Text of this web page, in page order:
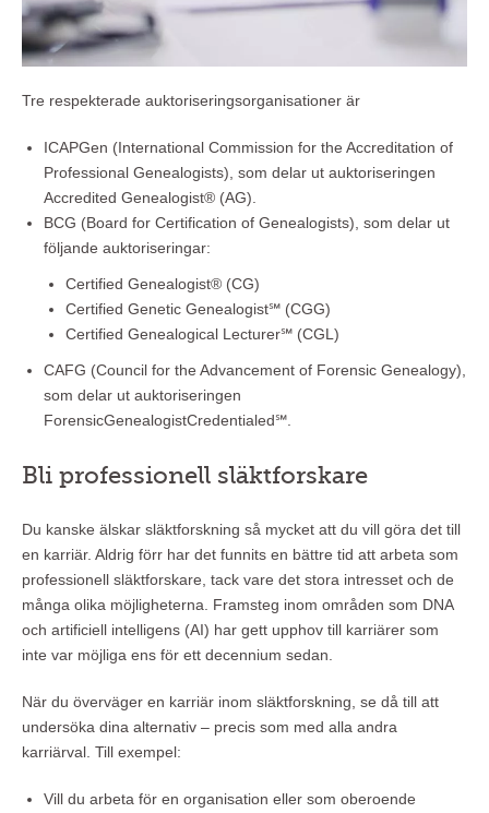
Tre respekterade auktoriseringsorganisationer är
ICAPGen (International Commission for the Accreditation of
Professional Genealogists), som delar ut auktoriseringen
Accredited Genealogist® (AG).
BCG (Board for Certification of Genealogists), som delar ut
följande auktoriseringar:
Certified Genealogist® (CG)
Certified Genetic Genealogist℠ (CGG)
Certified Genealogical Lecturer℠ (CGL)
CAFG (Council for the Advancement of Forensic Genealogy),
som delar ut auktoriseringen
ForensicGenealogistCredentialed℠.
Bli professionell släktforskare
Du kanske älskar släktforskning så mycket att du vill göra det till
en karriär. Aldrig förr har det funnits en bättre tid att arbeta som
professionell släktforskare, tack vare det stora intresset och de
många olika möjligheterna. Framsteg inom områden som DNA
och artificiell intelligens (AI) har gett upphov till karriärer som
inte var möjliga ens för ett decennium sedan.
När du överväger en karriär inom släktforskning, se då till att
undersöka dina alternativ – precis som med alla andra
karriärval. Till exempel:
Vill du arbeta för en organisation eller som oberoende